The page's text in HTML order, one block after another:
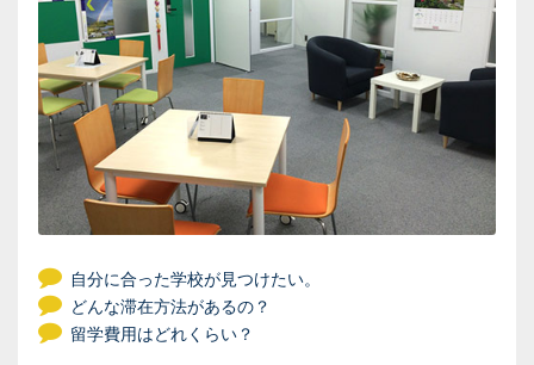
自分に合った学校が見つけたい。
どんな滞在方法があるの？
留学費用はどれくらい？